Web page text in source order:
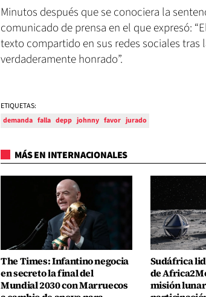
Minutos después que se conociera la
comunicado de prensa en el que expresó:
texto compartido en sus redes sociales tras
verdaderamente honrado”.
ETIQUETAS:
demanda falla depp johnny favor jurado
MÁS EN INTERNACIONALES
The Times: Infantino negocia
en secreto la final del
Mundial 2030 con Marruecos
Sudáfrica
de
misión